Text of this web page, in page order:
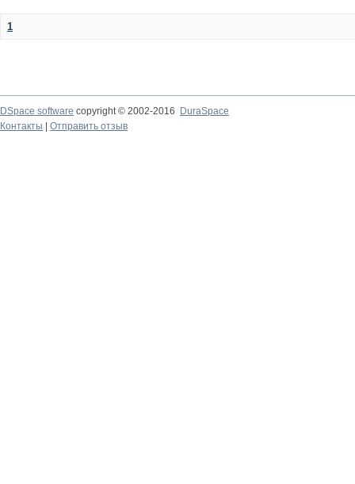
1
DSpace software copyright © 2002-2016
DuraSpace
Контакты
Отправить отзыв